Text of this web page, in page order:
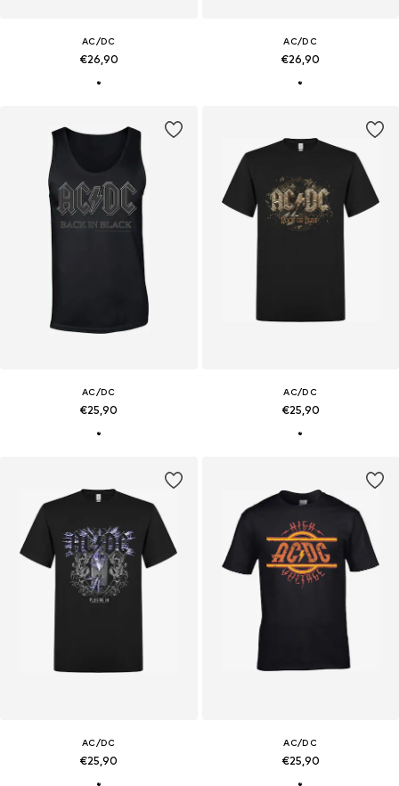
AC/DC
€26,90
AC/DC
€26,90
AC/DC
€25,90
AC/DC
€25,90
AC/DC
€25,90
AC/DC
€25,90